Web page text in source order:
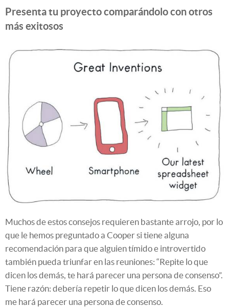
Presenta tu proyecto comparándolo con otros
más exitosos
Muchos de estos consejos requieren bastante arrojo, por lo
que le hemos preguntado a Cooper si tiene alguna
recomendación para que alguien tímido e introvertido
también pueda triunfar en las reuniones: “Repite lo que
dicen los demás, te hará parecer una persona de consenso”.
Tiene razón: debería repetir lo que dicen los demás. Eso
me hará parecer una persona de consenso.